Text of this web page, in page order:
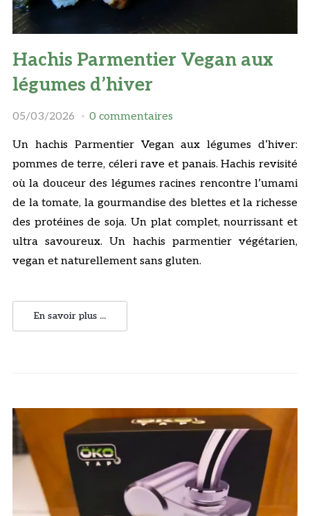
Hachis Parmentier Vegan aux
légumes d’hiver
05/03/2026 0 commentaires
Un hachis Parmentier Vegan aux légumes d’hiver:
pommes de terre, céleri rave et panais. Hachis revisité
où la douceur des légumes racines rencontre l’umami
de la tomate, la gourmandise des blettes et la richesse
des protéines de soja. Un plat complet, nourrissant et
ultra savoureux. Un hachis parmentier végétarien,
vegan et naturellement sans gluten.
En savoir plus ...